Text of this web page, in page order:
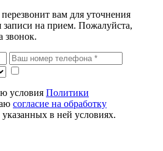
вам для уточнения
записи на прием. Пожалуйста,
звонок.
условия Политики
согласие на обработку
указанных в ней условиях.